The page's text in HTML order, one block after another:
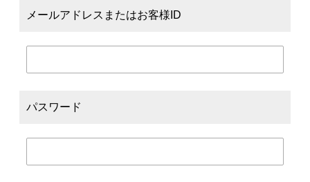
メールアドレスまたはお客様ID
パスワード